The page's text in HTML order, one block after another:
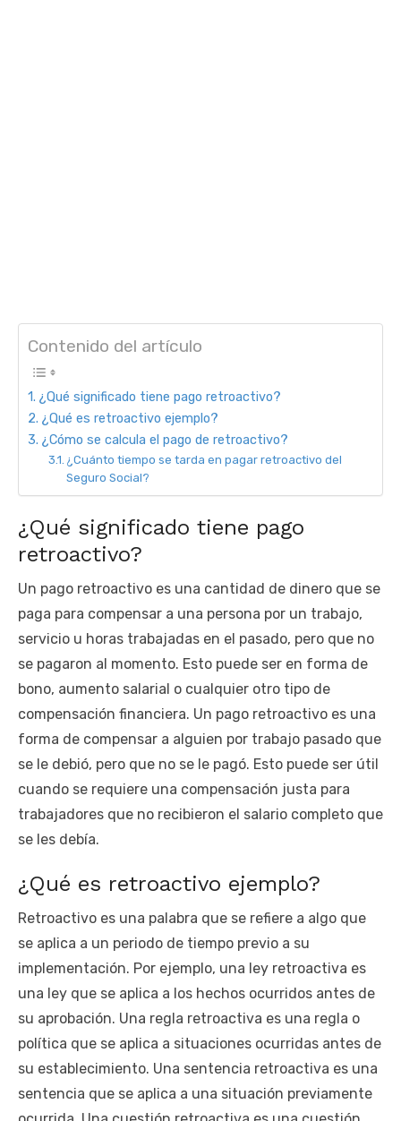
Contenido del artículo
¿Qué significado tiene pago retroactivo?
¿Qué es retroactivo ejemplo?
¿Cómo se calcula el pago de retroactivo?
¿Cuánto tiempo se tarda en pagar retroactivo del
Seguro Social?
¿Qué significado tiene pago
retroactivo?
Un pago retroactivo es una cantidad de dinero que se
paga para compensar a una persona por un trabajo,
servicio u horas trabajadas en el pasado, pero que no
se pagaron al momento. Esto puede ser en forma de
bono, aumento salarial o cualquier otro tipo de
compensación financiera. Un pago retroactivo es una
forma de compensar a alguien por trabajo pasado que
se le debió, pero que no se le pagó. Esto puede ser útil
cuando se requiere una compensación justa para
trabajadores que no recibieron el salario completo que
se les debía.
¿Qué es retroactivo ejemplo?
Retroactivo es una palabra que se refiere a algo que
se aplica a un periodo de tiempo previo a su
implementación. Por ejemplo, una ley retroactiva es
una ley que se aplica a los hechos ocurridos antes de
su aprobación. Una regla retroactiva es una regla o
política que se aplica a situaciones ocurridas antes de
su establecimiento. Una sentencia retroactiva es una
sentencia que se aplica a una situación previamente